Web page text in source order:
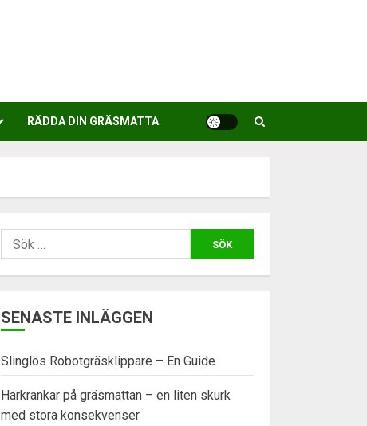
RÄDDA DIN GRÄSMATTA
Sök
efter:
SENASTE INLÄGGEN
Slinglös Robotgräsklippare – En Guide
Harkrankar på gräsmattan – en liten skurk
med stora konsekvenser